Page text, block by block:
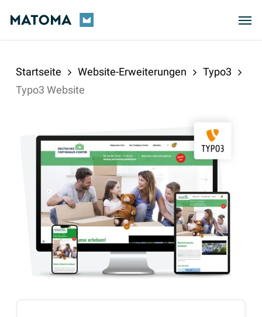
Startseite Website-Erweiterungen
Typo3
Typo3 Website